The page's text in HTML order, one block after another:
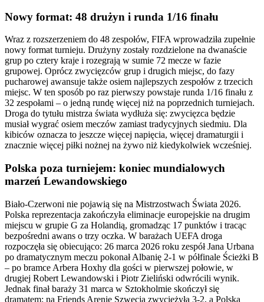
Nowy format: 48 drużyn i runda 1/16 finału
Wraz z rozszerzeniem do 48 zespołów, FIFA wprowadziła zupełnie
nowy format turnieju. Drużyny zostały rozdzielone na dwanaście
grup po cztery kraje i rozegrają w sumie 72 mecze w fazie
grupowej. Oprócz zwycięzców grup i drugich miejsc, do fazy
pucharowej awansuje także osiem najlepszych zespołów z trzecich
miejsc. W ten sposób po raz pierwszy powstaje runda 1/16 finału z
32 zespołami – o jedną rundę więcej niż na poprzednich turniejach.
Droga do tytułu mistrza świata wydłuża się: zwycięzca będzie
musiał wygrać osiem meczów zamiast tradycyjnych siedmiu. Dla
kibiców oznacza to jeszcze więcej napięcia, więcej dramaturgii i
znacznie więcej piłki nożnej na żywo niż kiedykolwiek wcześniej.
Polska poza turniejem: koniec mundialowych
marzeń Lewandowskiego
Biało-Czerwoni nie pojawią się na Mistrzostwach Świata 2026.
Polska reprezentacja zakończyła eliminacje europejskie na drugim
miejscu w grupie G za Holandią, gromadząc 17 punktów i tracąc
bezpośredni awans o trzy oczka. W barażach UEFA droga
rozpoczęła się obiecująco: 26 marca 2026 roku zespół Jana Urbana
po dramatycznym meczu pokonał Albanię 2-1 w półfinale Ścieżki B
– po bramce Arbera Hoxhy dla gości w pierwszej połowie, w
drugiej Robert Lewandowski i Piotr Zieliński odwrócili wynik.
Jednak finał baraży 31 marca w Sztokholmie skończył się
dramatem: na Friends Arenie Szwecja zwyciężyła 3-2, a Polska